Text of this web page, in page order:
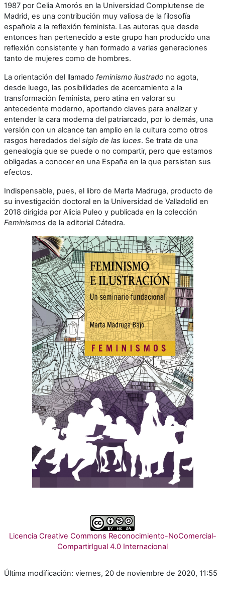
1987 por Celia Amorós en la Universidad Complutense de
Madrid, es una contribución muy valiosa de la filosofía
española a la reflexión feminista. Las autoras que desde
entonces han pertenecido a este grupo han producido una
reflexión consistente y han formado a varias generaciones
tanto de mujeres como de hombres.
La orientación del llamado feminismo ilustrado no agota,
desde luego, las posibilidades de acercamiento a la
transformación feminista, pero atina en valorar su
antecedente moderno, aportando claves para analizar y
entender la cara moderna del patriarcado, por lo demás, una
versión con un alcance tan amplio en la cultura como otros
rasgos heredados del siglo de las luces. Se trata de una
genealogía que se puede o no compartir, pero que estamos
obligadas a conocer en una España en la que persisten sus
efectos.
Indispensable, pues, el libro de Marta Madruga, producto de
su investigación doctoral en la Universidad de Valladolid en
2018 dirigida por Alicia Puleo y publicada en la colección
Feminismos de la editorial Cátedra.
Licencia Creative Commons Reconocimiento-NoComercial-
CompartirIgual 4.0 Internacional
Última modificación: viernes, 20 de noviembre de 2020, 11:55